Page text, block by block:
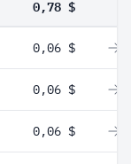
0,78 $
0,06 $
0,06 $
0,06 $